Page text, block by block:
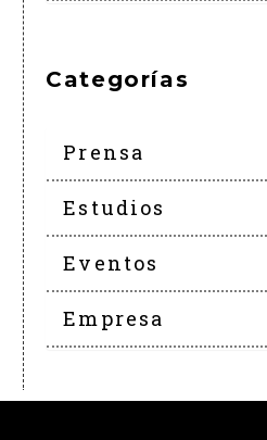
Categorías
Prensa
Estudios
Eventos
Empresa